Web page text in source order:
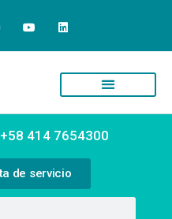
414 7654300
de servicio